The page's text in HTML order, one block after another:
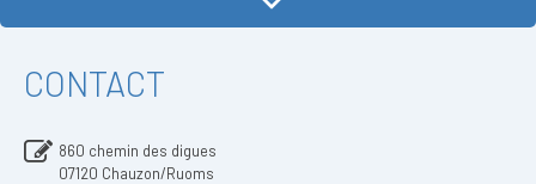
CONTACT
860 chemin des digues
07120 Chauzon/Ruoms